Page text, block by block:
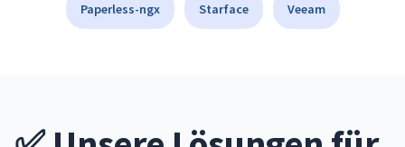
Paperless-ngx Starface Veeam